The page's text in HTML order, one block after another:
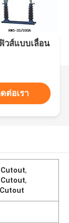
วส์แบบเลื่อน
ต่อเรา
Cutout,
Cutout,